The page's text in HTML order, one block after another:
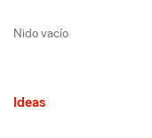
Nido vacío
Ideas